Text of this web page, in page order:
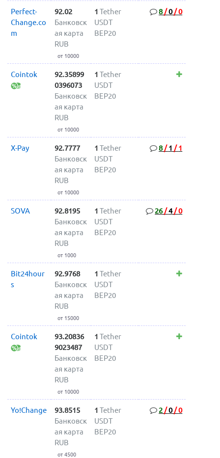
Perfect-
Change.co
m
92.02
Банковск
ая карта
RUB
от 10000
1 Tether
USDT
BEP20
8/0/0
Cointok
92.35899
0396073
Банковск
ая карта
RUB
от 10000
1 Tether
USDT
BEP20
X-Pay
92.7777
Банковск
ая карта
RUB
от 10000
1 Tether
USDT
BEP20
8/ 1 / 1
SOVA
92.8195
Банковск
ая карта
RUB
от 1000
1 Tether
USDT
BEP20
26/4/0
Bit24hour
s
92.9768
Банковск
ая карта
RUB
от 15000
1 Tether
USDT
BEP20
Cointok
93.20836
9023487
Банковск
ая карта
RUB
от 10000
1 Tether
USDT
BEP20
Yo!Change
93.8515
Банковск
ая карта
RUB
от 4500
1 Tether
USDT
BEP20
2 /0/0